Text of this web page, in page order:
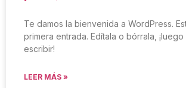
Te damos la bienvenida a WordPress.
primera entrada. Edítala o bórrala,
escribir!
LEER MÁS »